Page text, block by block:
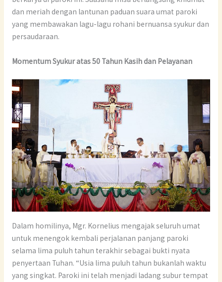
dan meriah dengan lantunan paduan suara umat paroki
yang membawakan lagu-lagu rohani bernuansa syukur dan
persaudaraan.
Momentum Syukur atas 50 Tahun Kasih dan Pelayanan
Dalam homilinya, Mgr. Kornelius mengajak seluruh umat
untuk menengok kembali perjalanan panjang paroki
selama lima puluh tahun terakhir sebagai bukti nyata
penyertaan Tuhan. “Usia lima puluh tahun bukanlah waktu
yang singkat. Paroki ini telah menjadi ladang subur tempat